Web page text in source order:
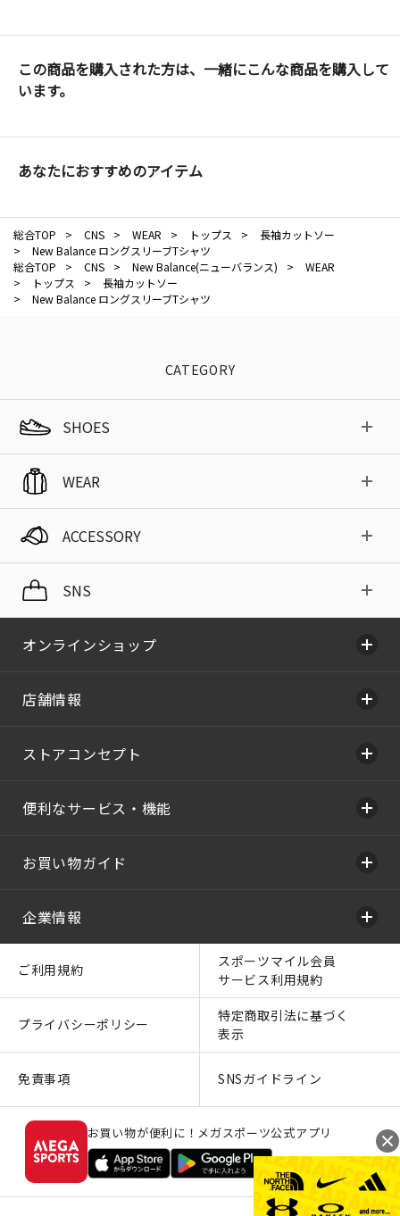
この商品を購入された方は、一緒にこんな商品を購入して
います。
あなたにおすすめのアイテム
総合TOP > CNS > WEAR > トップス >
長袖カットソー
>
New Balance ロングスリーブTシャツ
総合TOP
> CNS > New Balance(ニューバランス) >
WEAR
>
トップス >
長袖カットソー
>
New Balance ロングスリーブTシャツ
CATEGORY
SHOES
WEAR
ACCESSORY
SNS
オンラインショップ
店舗情報
ストアコンセプト
便利なサービス・機能
お買い物ガイド
企業情報
ご利用規約
スポーツマイル会員
サービス利用規約
プライバシーポリシー
特定商取引法に基づく
表示
免責事項 SNSガイドライン
お買い物が便利に！メガスポーツ公式アプリ